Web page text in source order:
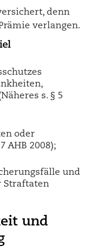
denn
verlangen.
s. § 5
oder
AHB 2008);
und
Straftaten
und